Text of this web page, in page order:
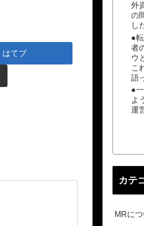
はてブ
外
の
し
●
者
ウ
こ
語
●
よ
運
カテ
MRに